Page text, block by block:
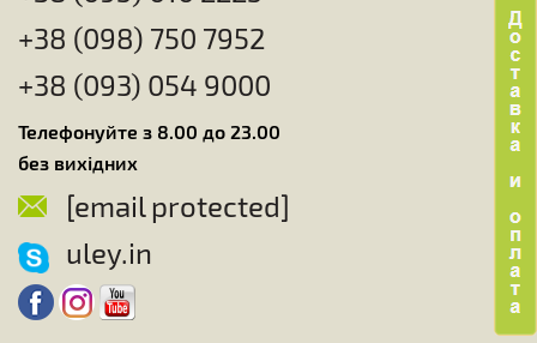
+38 (098) 750 7952
+38 (093) 054 9000
Телефонуйте з 8.00 до 23.00
без вихідних
[email protected]
uley.in